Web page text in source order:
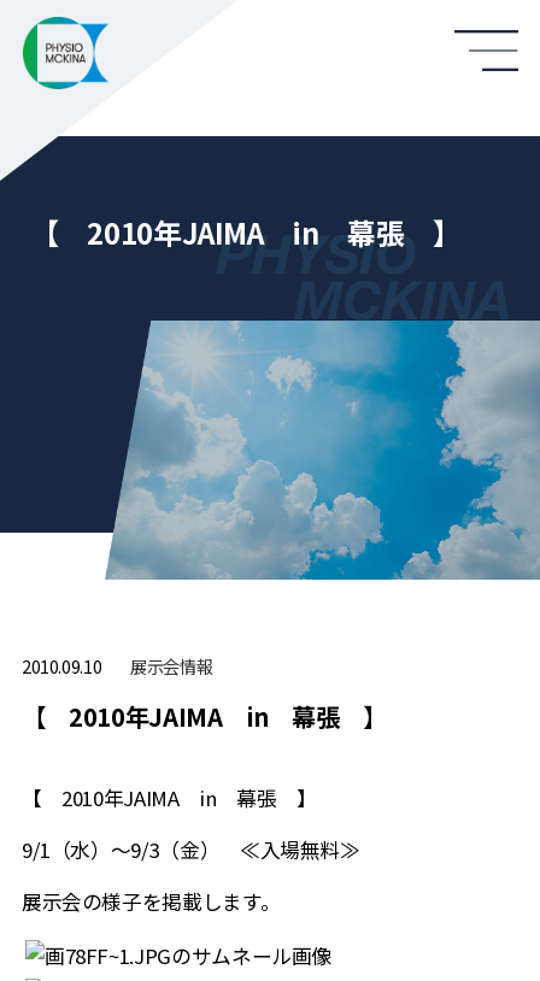
【 2010年JAIMA in 幕張 】
2010.09.10 展⽰会情報
【 2010年JAIMA in 幕張 】
【 2010年JAIMA in 幕張 】
9/1（水）～9/3（金） ≪入場無料≫
展示会の様子を掲載します。